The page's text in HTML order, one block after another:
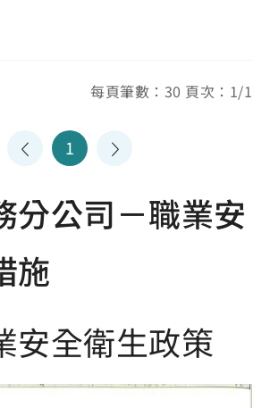
每頁筆數：30 頁次：1/1
1
分公司－職業安
施
安全衛生政策